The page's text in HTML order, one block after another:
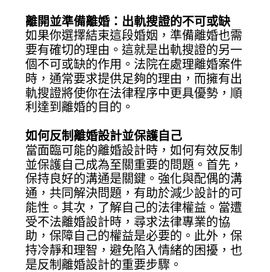
離開並準備離婚：出軌搜證的不可或缺
如果你選擇結束這段婚姻，準備離婚也需
要有確切的理由。這就是出軌搜證的另一
個不可或缺的作用。法院在處理離婚案件
時，通常要求提供足夠的理由，而擁有出
軌搜證將使你在法律程序中更具優勢，順
利達到離婚的目的。
如何反制離婚設計並保護自己
當面臨可能的離婚設計時，如何有效反制
並保護自己成為至關重要的問題。首先，
保持良好的溝通是關鍵。強化與配偶的溝
通，共同解決問題，有助於減少設計的可
能性。其次，了解自己的法律權益。當遭
受不法離婚設計時，尋求法律專業的協
助，保障自己的權益是必要的。此外，保
持冷靜和理智，避免陷入情緒的困擾，也
是反制離婚設計的重要步驟。